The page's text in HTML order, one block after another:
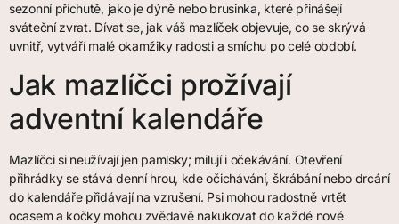
sezonní příchutě, jako je dýně nebo brusinka, které přinášejí
sváteční zvrat. Dívat se, jak váš mazlíček objevuje, co se skrývá
uvnitř, vytváří malé okamžiky radosti a smíchu po celé období.
Jak mazlíčci prožívají
adventní kalendáře
Mazlíčci si neužívají jen pamlsky; milují i očekávání. Otevření
přihrádky se stává denní hrou, kde očichávání, škrábání nebo drcání
do kalendáře přidávají na vzrušení. Psi mohou radostně vrtět
ocasem a kočky mohou zvědavě nakukovat do každé nové